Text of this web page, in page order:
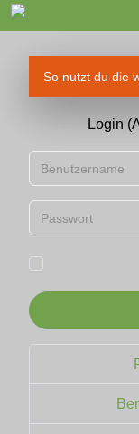
So nutzt du die
Login
Benutzername
Passwort